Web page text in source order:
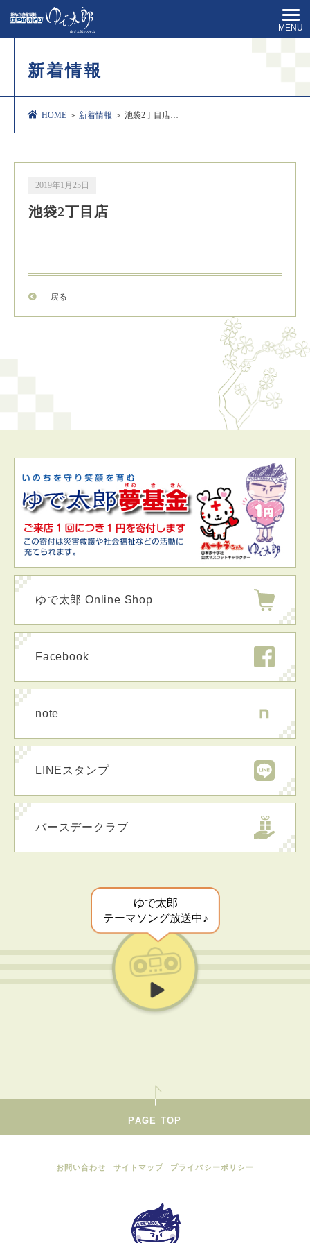
MENU
新着情報
HOME ＞ 新着情報 ＞ 池袋2丁目店…
2019年1月25日
池袋2丁目店
戻る
ゆで太郎 Online Shop
Facebook
note
LINEスタンプ
バースデークラブ
ゆで太郎
テーマソング放送中♪
PAGE TOP
お問い合わせ サイトマップ プライバシーポリシー